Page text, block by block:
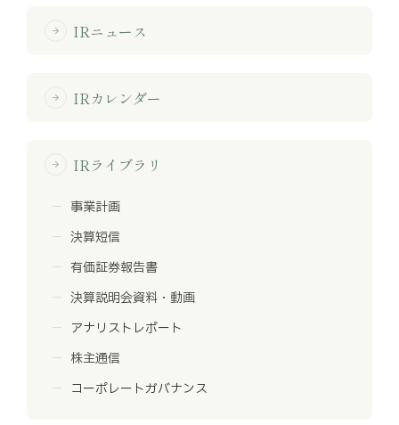
arrow_forward IRニュース
arrow_forward IRカレンダー
arrow_forward IRライブラリ
事業計画
決算短信
有価証券報告書
決算説明会資料・動画
アナリストレポート
株主通信
コーポレートガバナンス